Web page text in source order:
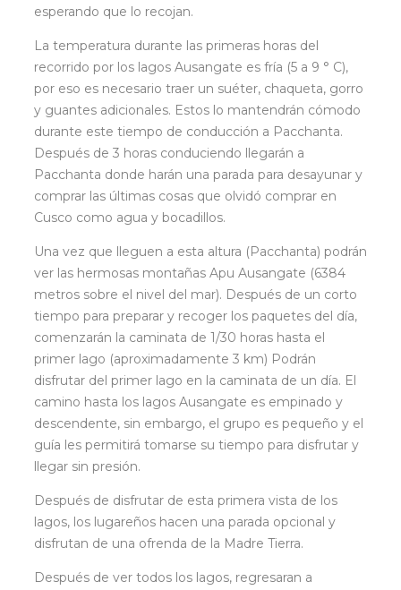
esperando que lo recojan.
La temperatura durante las primeras horas del
recorrido por los lagos Ausangate es fría (5 a 9 ° C),
por eso es necesario traer un suéter, chaqueta, gorro
y guantes adicionales. Estos lo mantendrán cómodo
durante este tiempo de conducción a Pacchanta.
Después de 3 horas conduciendo llegarán a
Pacchanta donde harán una parada para desayunar y
comprar las últimas cosas que olvidó comprar en
Cusco como agua y bocadillos.
Una vez que lleguen a esta altura (Pacchanta) podrán
ver las hermosas montañas Apu Ausangate (6384
metros sobre el nivel del mar). Después de un corto
tiempo para preparar y recoger los paquetes del día,
comenzarán la caminata de 1/30 horas hasta el
primer lago (aproximadamente 3 km) Podrán
disfrutar del primer lago en la caminata de un día. El
camino hasta los lagos Ausangate es empinado y
descendente, sin embargo, el grupo es pequeño y el
guía les permitirá tomarse su tiempo para disfrutar y
llegar sin presión.
Después de disfrutar de esta primera vista de los
lagos, los lugareños hacen una parada opcional y
disfrutan de una ofrenda de la Madre Tierra.
Después de ver todos los lagos, regresaran a